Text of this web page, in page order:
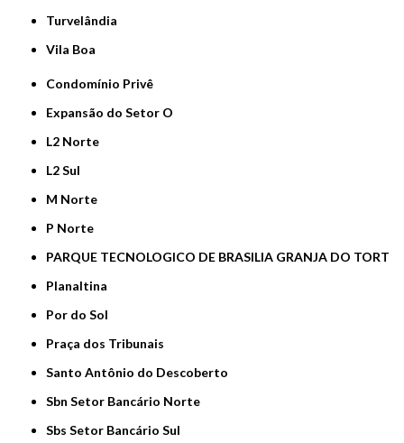
Turvelândia
Vila Boa
Condomínio Privê
Expansão do Setor O
L2 Norte
L2 Sul
M Norte
P Norte
PARQUE TECNOLOGICO DE BRASILIA GRANJA DO TORT
Planaltina
Por do Sol
Praça dos Tribunais
Santo Antônio do Descoberto
Sbn Setor Bancário Norte
Sbs Setor Bancário Sul